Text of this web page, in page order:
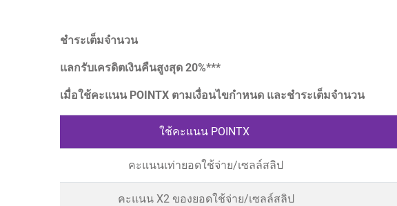
ชำระเต็มจำนวน
แลกรับเครดิตเงินคืนสูงสุด 20%***
เมื่อใช้คะแนน POINTX ตามเงื่อนไขกำหนด และชำระเต็มจำนวน
ใช้คะแนน POINTX
คะแนนเท่ายอดใช้จ่าย/เซลล์สลิป
คะแนน X2 ของยอดใช้จ่าย/เซลล์สลิป